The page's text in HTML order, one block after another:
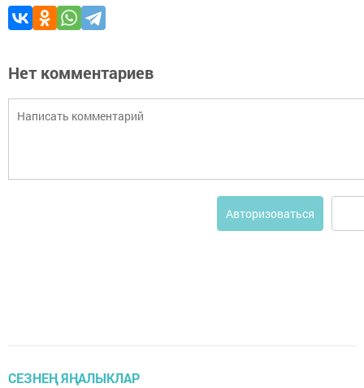
Нет комментариев
Авторизоваться
СЕЗНЕҢ ЯҢАЛЫКЛАР